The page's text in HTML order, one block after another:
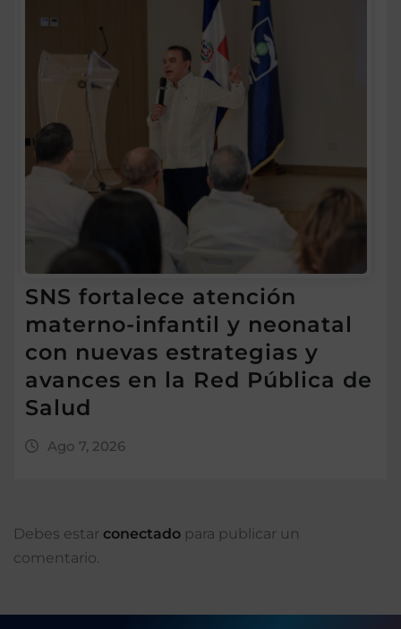
SNS fortalece atención
materno-infantil y neonatal
con nuevas estrategias y
avances en la Red Pública de
Salud
Ago 7, 2026
Debes estar conectado para publicar un
comentario.